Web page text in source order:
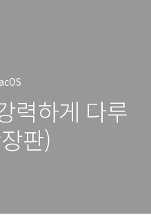
력하게 다루
판)